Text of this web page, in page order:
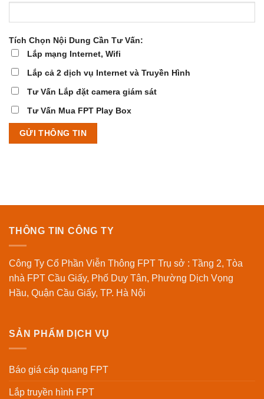
Tích Chọn Nội Dung Cần Tư Vấn:
Lắp mạng Internet, Wifi
Lắp cả 2 dịch vụ Internet và Truyền Hình
Tư Vấn Lắp đặt camera giám sát
Tư Vấn Mua FPT Play Box
THÔNG TIN CÔNG TY
Công Ty Cổ Phần Viễn Thông FPT Trụ sở : Tầng 2, Tòa
nhà FPT Cầu Giấy, Phố Duy Tân, Phường Dịch Vọng
Hầu, Quận Cầu Giấy, TP. Hà Nội
SẢN PHẨM DỊCH VỤ
Báo giá cáp quang FPT
Lắp truyền hình FPT